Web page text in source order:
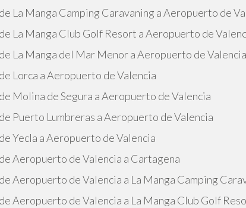
La Manga Camping Caravaning a Aeropuerto de
La Manga Club Golf Resort a Aeropuerto de
La Manga del Mar Menor a Aeropuerto de Valencia
Lorca a Aeropuerto de Valencia
Molina de Segura a Aeropuerto de Valencia
Puerto Lumbreras a Aeropuerto de Valencia
Yecla a Aeropuerto de Valencia
Aeropuerto de Valencia a Cartagena
Aeropuerto de Valencia a La Manga Camping
Aeropuerto de Valencia a La Manga Club Golf